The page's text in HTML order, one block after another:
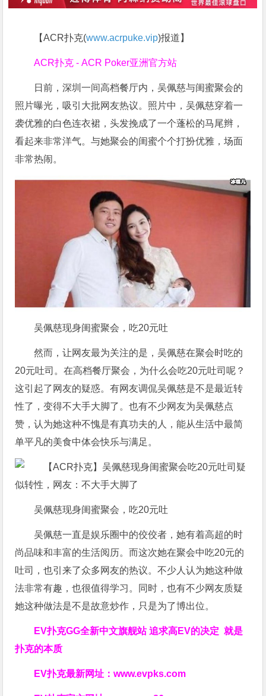
【ACR扑克(www.acrpuke.vip)报道】
ACR扑克 - ACR Poker亚洲官方站
日前，深圳一间高档餐厅内，吴佩慈与闺蜜聚会的
照片曝光，吸引大批网友热议。照片中，吴佩慈穿着一
袭优雅的白色连衣裙，头发挽成了一个蓬松的马尾辫，
看起来非常洋气。与她聚会的闺蜜个个打扮优雅，场面
非常热闹。
吴佩慈现身闺蜜聚会，吃20元吐
然而，让网友最为关注的是，吴佩慈在聚会时吃的
20元吐司。在高档餐厅聚会，为什么会吃20元吐司呢？
这引起了网友的疑惑。有网友调侃吴佩慈是不是最近转
性了，变得不大手大脚了。也有不少网友为吴佩慈点
赞，认为她这种不愧是有真功夫的人，能从生活中最简
单平凡的美食中体会快乐与满足。
吴佩慈现身闺蜜聚会，吃20元吐
吴佩慈一直是娱乐圈中的佼佼者，她有着高超的时
尚品味和丰富的生活阅历。而这次她在聚会中吃20元的
吐司，也引来了众多网友的热议。不少人认为她这种做
法非常有趣，也很值得学习。同时，也有不少网友质疑
她这种做法是不是故意炒作，只是为了博出位。
EV扑克GG全新中文旗舰站追求高EV的决定就是
扑克的本质
EV扑克最新网址：www.evpks.com